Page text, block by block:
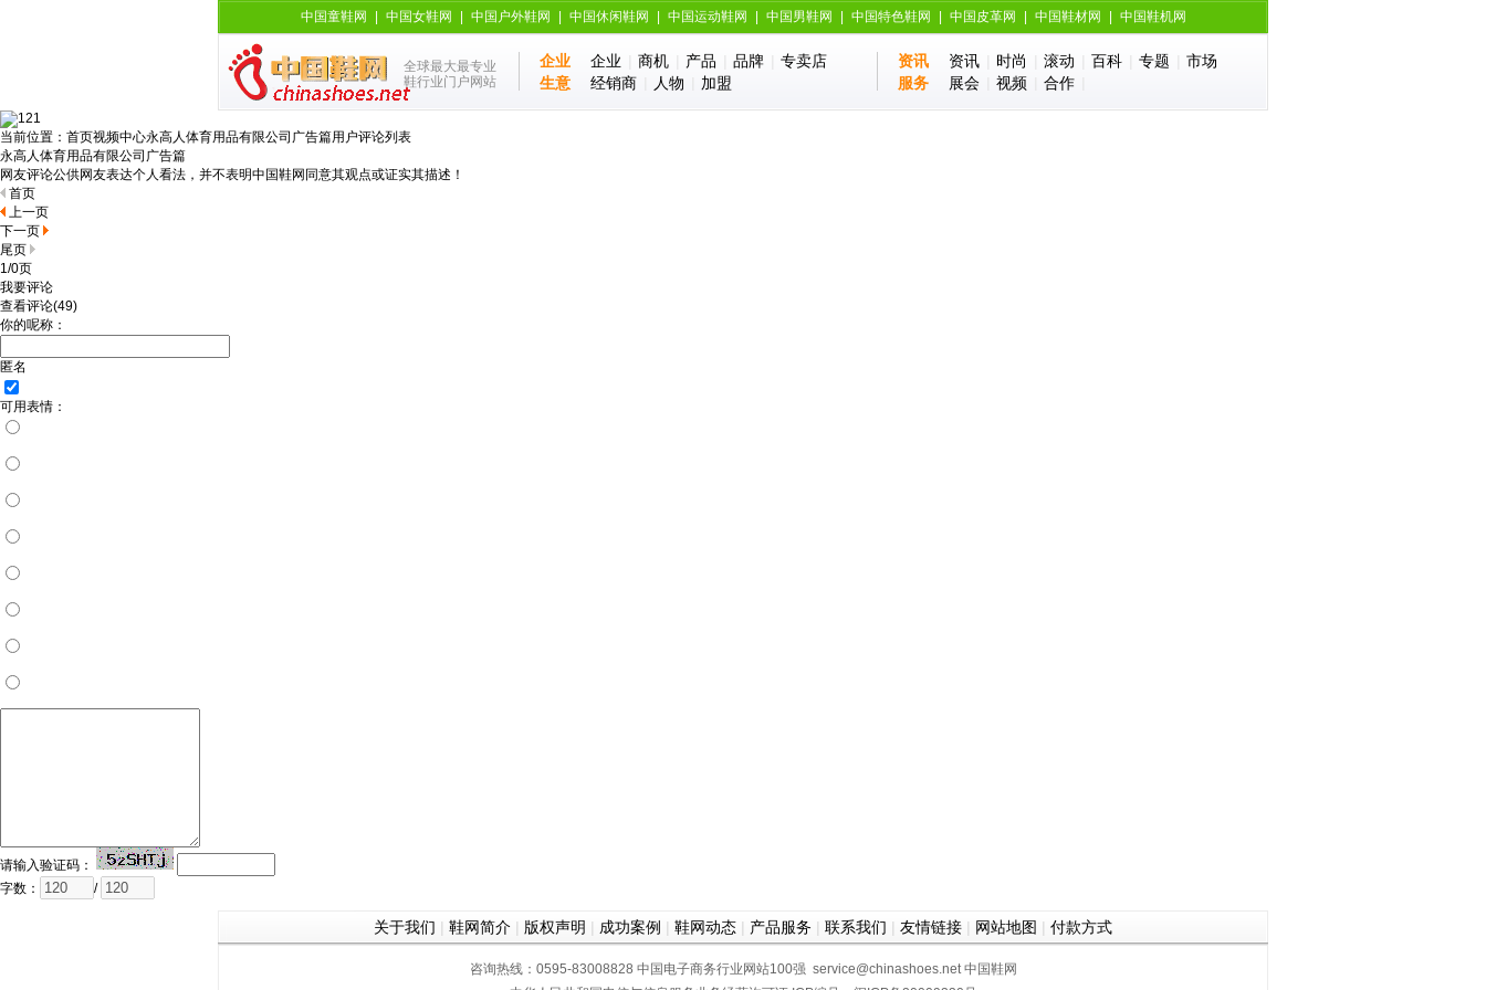
中国童鞋网 中国女鞋网 中国户外鞋网 中国休闲鞋网 中国运动鞋网 中国男鞋网 中国特色鞋网 中国皮革网 中国鞋材网 中国鞋机网
全球最大最专业
鞋行业门户网站
企业
生意
企业 商机 产品 品牌
专卖店
经销商
人物 加盟
资讯
服务
资讯 时尚 滚动 百科 专题
市场
展会
视频 合作
当前位置： 首页视频中心永高人体育用品有限公司广告篇用户评论列表
永高人体育用品有限公司广告篇
网友评论公供网友表达个人看法，并不表明中国鞋网同意其观点或证实其描述！
首页
上一页
下一页
尾页
1/0页
我要评论
查看评论(49)
你的呢称：
匿名
可用表情：
请输入验证码：
字数：
/
关于我们 | 鞋网简介 | 版权声明 | 成功案例 | 鞋网动态 | 产品服务 | 联系我们 | 友情链接 | 网站地图 | 付款方式
咨询热线：0595-83008828 中国电子商务行业网站100强 service@chinashoes.net中国鞋网